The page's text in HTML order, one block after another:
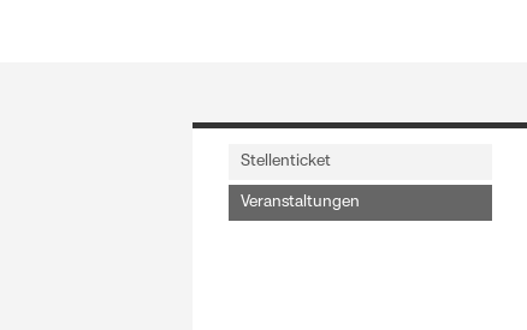
Stellenticket
Veranstaltungen